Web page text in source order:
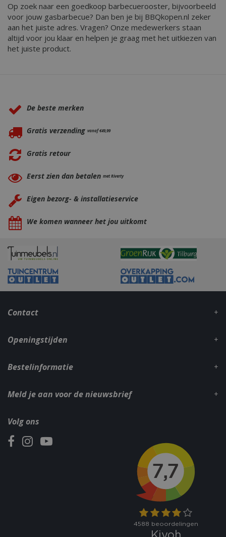
Op zoek naar een goedkoop barbecuerooster, bijvoorbeeld
voor jouw gasbarbecue? Dan ben je bij BBQkopen.nl zeker
aan het juiste adres. Vragen? Onze medewerkers staan
altijd voor jou klaar en helpen je graag met het uitkiezen van
het juiste product.
De beste merken
Gratis verzending vanaf €49,99
Gratis retour
Eerst zien dan betalen met Riverty
Eigen bezorg- & installatieservice
We komen wanneer het jou uitkomt
Contact
Volg ons
Openingstijden
Bestelinformatie
Meld je aan voor de nieuwsbrief